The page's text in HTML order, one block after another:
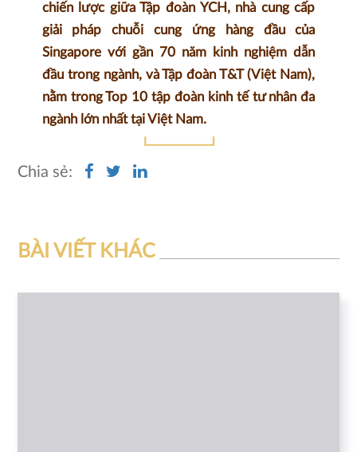
chiến lược giữa Tập đoàn YCH, nhà cung cấp
giải pháp chuỗi cung ứng hàng đầu của
Singapore với gần 70 năm kinh nghiệm dẫn
đầu trong ngành, và Tập đoàn T&T (Việt Nam),
nằm trong Top 10 tập đoàn kinh tế tư nhân đa
ngành lớn nhất tại Việt Nam.
Chia sẻ:
BÀI VIẾT KHÁC